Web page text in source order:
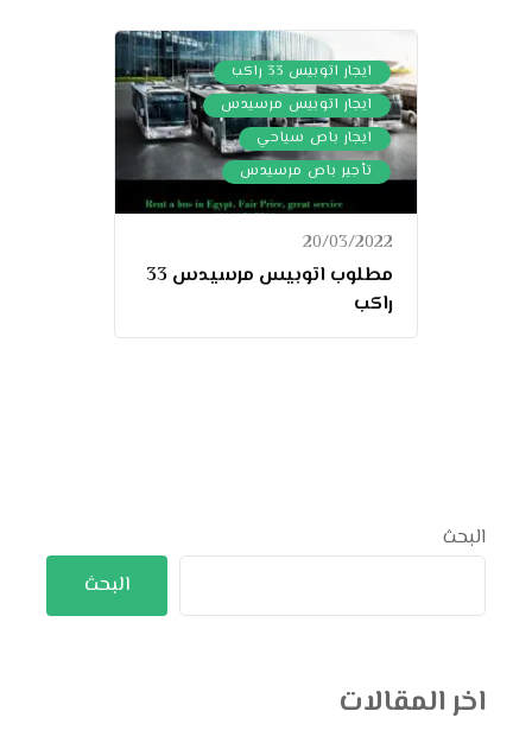
ايجار اتوبيس 33 راكب ,
ايجار اتوبيس مرسيدس ,
ايجار باص سياحي ,
تأجير باص مرسيدس
20/03/2022
مطلوب اتوبيس مرسيدس 33
راكب
البحث
البحث
اخر المقالات